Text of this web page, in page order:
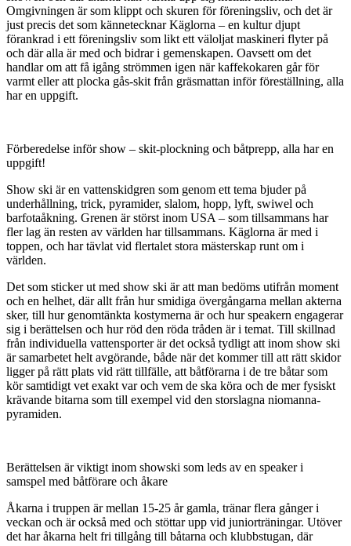
Omgivningen är som klippt och skuren för föreningsliv, och det är
just precis det som kännetecknar Käglorna – en kultur djupt
förankrad i ett föreningsliv som likt ett väloljat maskineri flyter på
och där alla är med och bidrar i gemenskapen. Oavsett om det
handlar om att få igång strömmen igen när kaffekokaren går för
varmt eller att plocka gås-skit från gräsmattan inför föreställning, alla
har en uppgift.
Förberedelse inför show – skit-plockning och båtprepp, alla har en
uppgift!
Show ski är en vattenskidgren som genom ett tema bjuder på
underhållning, trick, pyramider, slalom, hopp, lyft, swiwel och
barfotaåkning. Grenen är störst inom USA – som tillsammans har
fler lag än resten av världen har tillsammans. Käglorna är med i
toppen, och har tävlat vid flertalet stora mästerskap runt om i
världen.
Det som sticker ut med show ski är att man bedöms utifrån moment
och en helhet, där allt från hur smidiga övergångarna mellan akterna
sker, till hur genomtänkta kostymerna är och hur speakern engagerar
sig i berättelsen och hur röd den röda tråden är i temat. Till skillnad
från individuella vattensporter är det också tydligt att inom show ski
är samarbetet helt avgörande, både när det kommer till att rätt skidor
ligger på rätt plats vid rätt tillfälle, att båtförarna i de tre båtar som
kör samtidigt vet exakt var och vem de ska köra och de mer fysiskt
krävande bitarna som till exempel vid den storslagna niomanna-
pyramiden.
Berättelsen är viktigt inom showski som leds av en speaker i
samspel med båtförare och åkare
Åkarna i truppen är mellan 15-25 år gamla, tränar flera gånger i
veckan och är också med och stöttar upp vid juniorträningar. Utöver
det har åkarna helt fri tillgång till båtarna och klubbstugan, där